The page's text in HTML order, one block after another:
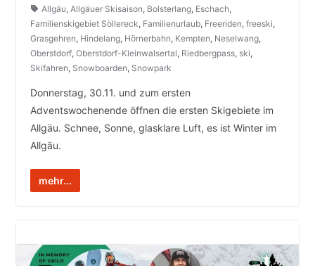
Allgäu, Allgäuer Skisaison, Bolsterlang, Eschach,
Familienskigebiet Söllereck, Familienurlaub, Freeriden, freeski,
Grasgehren, Hindelang, Hörnerbahn, Kempten, Neselwang,
Oberstdorf, Oberstdorf-Kleinwalsertal, Riedbergpass, ski,
Skifahren, Snowboarden, Snowpark
Donnerstag, 30.11. und zum ersten
Adventswochenende öffnen die ersten Skigebiete im
Allgäu. Schnee, Sonne, glasklare Luft, es ist Winter im
Allgäu.
mehr...